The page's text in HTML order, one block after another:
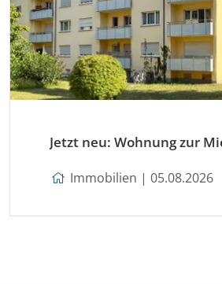
Immobilien | 05.08.2026